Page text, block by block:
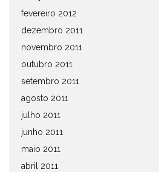
fevereiro 2012
dezembro 2011
novembro 2011
outubro 2011
setembro 2011
agosto 2011
julho 2011
junho 2011
maio 2011
abril 2011